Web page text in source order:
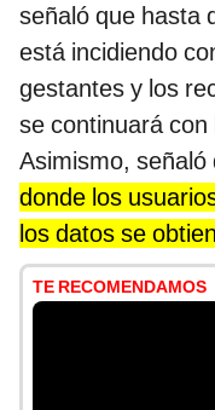
señaló que hasta
está incidiendo
gestantes y los
se continuará
Asimismo, señaló
donde los
los datos se
TE RECOMENDAMOS